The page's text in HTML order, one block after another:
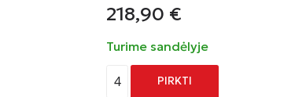
218,90 €
Turime sandėlyje
4 PIRKTI